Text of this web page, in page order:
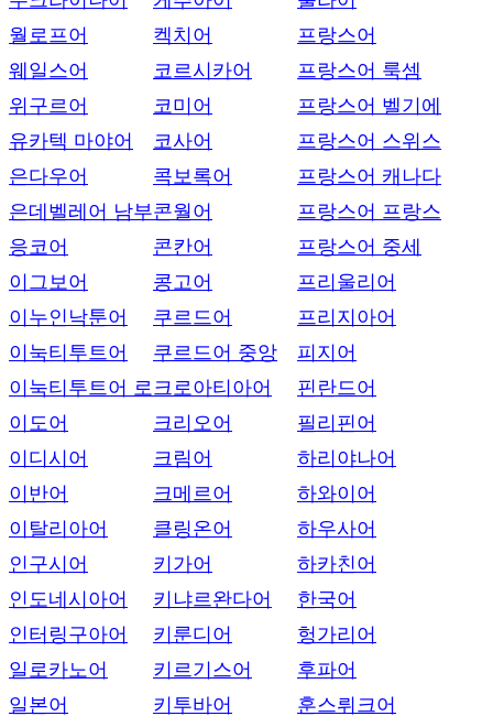
월로프어
웨일스어
위구르어
유카텍 마야어
은다우어
은데벨레어 남부
응코어
이그보어
이누인낙툰어
이눅티투트어
이눅티투트어 로
이도어
이디시어
이반어
이탈리아어
인구시어
인도네시아어
인터링구아어
일로카노어
일본어
켁치어
코르시카어
코미어
코사어
콕보록어
콘월어
콘칸어
콩고어
쿠르드어
쿠르드어 중앙
크로아티아어
크리오어
크림어
크메르어
클링온어
키가어
키냐르완다어
키룬디어
키르기스어
키투바어
프랑스어
프랑스어 룩셈
프랑스어 벨기에
프랑스어 스위스
프랑스어 캐나다
프랑스어 프랑스
프랑스어 중세
프리울리어
프리지아어
피지어
핀란드어
필리핀어
하리야나어
하와이어
하우사어
하카친어
한국어
헝가리어
후파어
훈스뤼크어